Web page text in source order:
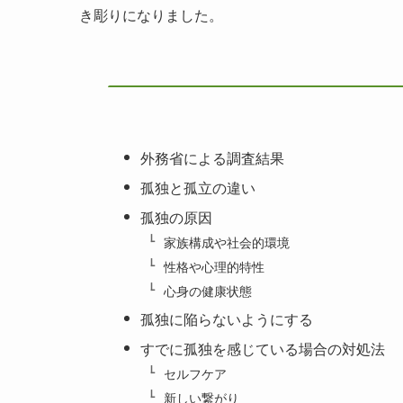
き彫りになりました。
外務省による調査結果
孤独と孤立の違い
孤独の原因
家族構成や社会的環境
性格や心理的特性
心身の健康状態
孤独に陥らないようにする
すでに孤独を感じている場合の対処法
セルフケア
新しい繋がり